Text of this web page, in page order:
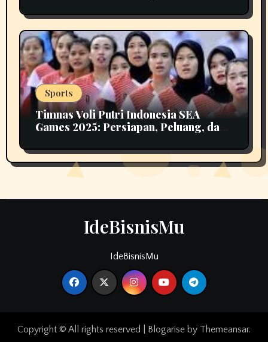
Sports
Timnas Voli Putri Indonesia SEA
Games 2025: Persiapan, Peluang, dan
IdeBisnisMu
IdeBisnisMu
Copyright © All rights reserved Blogarise by Themeansar.